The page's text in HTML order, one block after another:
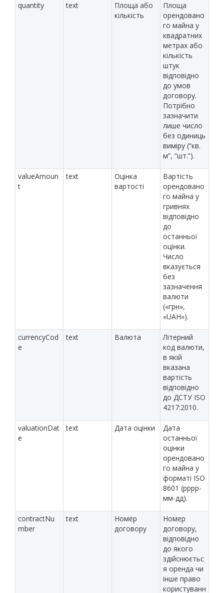
quantity text
Площа або
кількість
Площа
орендовано
го майна у
квадратних
метрах або
кількість
штук
відповідно
до умов
договору.
Потрібно
зазначити
лише число
без одиниць
виміру (“кв.
м”, “шт.”).
valueAmoun
t
text
Оцінка
вартості
Вартість
орендовано
го майна у
гривнях
відповідно
до
останньої
оцінки.
Число
вказується
без
зазначення
валюти
(«грн»,
«UAH»).
currencyCod
e
text Валюта
Літерний
код валюти,
в якій
вказана
вартість
відповідно
до ДСТУ ISO
4217:2010.
valuationDat
e
text Дата оцінки
Дата
останньої
оцінки
орендовано
го майна у
форматі ISO
8601 (рррр-
мм-дд).
contractNu
mber
text
Номер
договору
Номер
договору,
відповідно
до якого
здійснюєтьс
я оренда чи
інше право
користуванн